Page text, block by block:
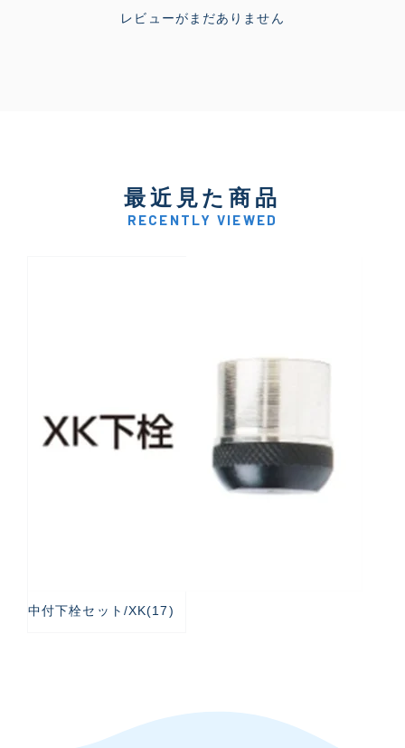
レビューがまだありません
最近見た商品
RECENTLY VIEWED
中付下栓セット/XK(17)